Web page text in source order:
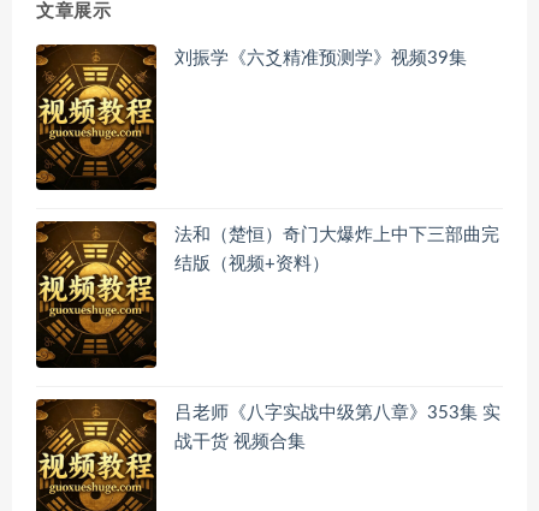
文章展示
刘振学《六爻精准预测学》视频39集
法和（楚恒）奇门大爆炸上中下三部曲完
结版（视频+资料）
吕老师《八字实战中级第八章》353集 实
战干货 视频合集